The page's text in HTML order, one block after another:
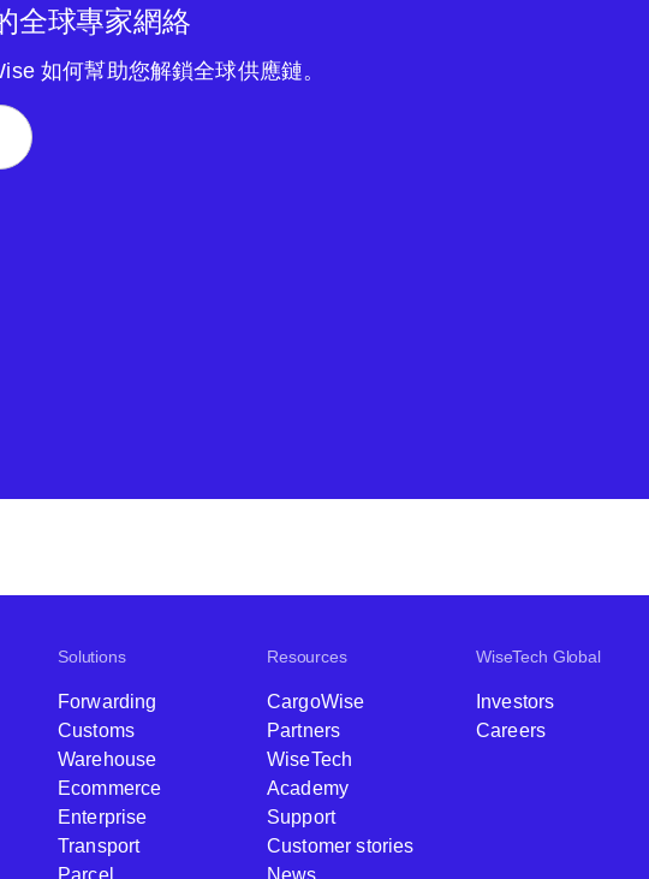
全球專家網絡
如何幫助您解鎖全球供應鏈。
Solutions
Forwarding
Customs
Warehouse
Ecommerce
Enterprise
Transport
Parcel
Resources
CargoWise
Partners
WiseTech
Academy
Support
Customer stories
News
WiseTech Global
Investors
Careers